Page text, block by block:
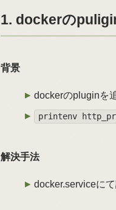
1. dockerの
背景
dockerのpluginを
printenv
解決手法
docker.serviceに